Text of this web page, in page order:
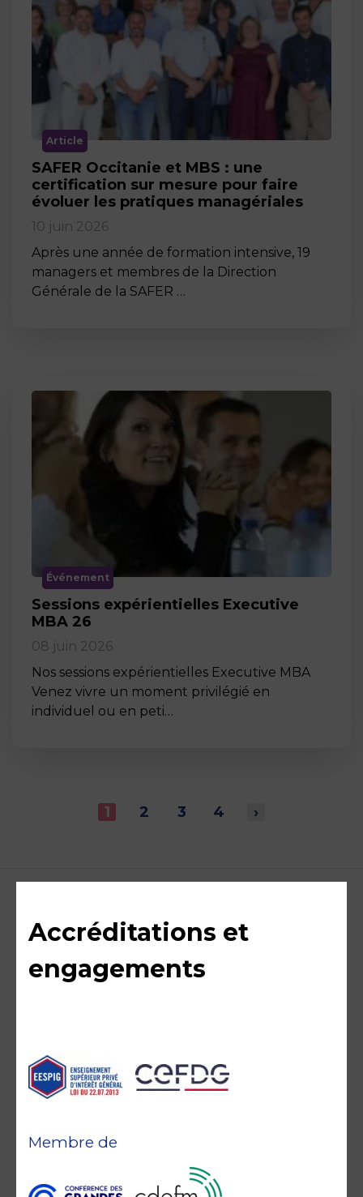
Article
SAFER Occitanie et MBS : une
certification sur mesure pour faire
évoluer les pratiques managériales
10 juin 2026
Après une année de formation intensive, 19
managers et membres de la Direction
Générale de la SAFER …
Événement
Sessions expérientielles Executive
MBA 26
08 juin 2026
Nos sessions expérientielles Executive MBA
Venez vivre un moment privilégié en
individuel ou en peti…
1 2 3 4 ›
Accréditations et
engagements
Membre de